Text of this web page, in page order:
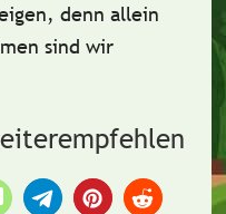
denn allein
sind wir